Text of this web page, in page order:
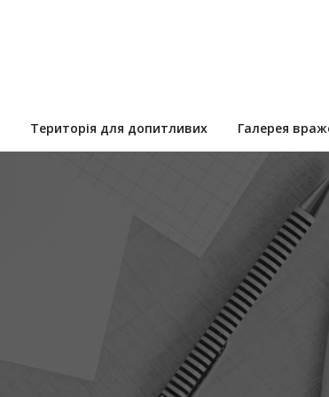
Територія для допитливих Галерея